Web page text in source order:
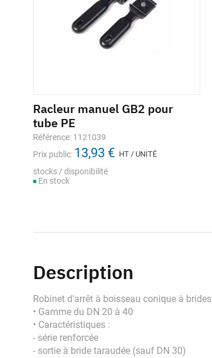
Racleur manuel GB2 pour
tube PE
Référence: 1121039
Prix public: 13,93 € HT / UNITÉ
stocks / disponibilité
En stock
Description
Robinet d'arrêt à boisseau conique à brides
• Gamme du DN 20 à 40
• Caractéristiques :
- série renforcée
- sortie à bride taraudée (sauf DN 30)